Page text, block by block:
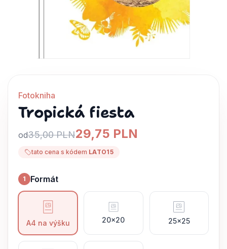
Fotokniha
Tropická fiesta
od35,00 PLN29,75 PLN
tato cena s kódem LATO15
1
Formát
Formát
A4 na výšku 20x20 25x25